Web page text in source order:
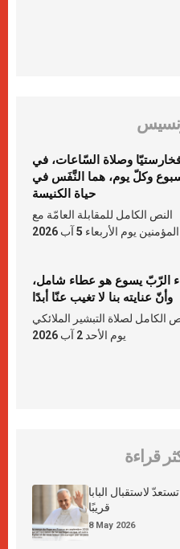
وصلاة السّاعات، في
وكلّ يوم، هما النَّفَس في
حياة الكنيسة
النص الكامل للمقابلة العامّة مع
المؤمنين يوم الأربعاء 5 آب 2026
الرّبّ يسوع هو عطاء شامل،
وأنّ عنايته بنا لا تغيب عنّا أبدًا
الكامل لصلاة التبشير الملائكي
يوم الأحد 2 آب 2026
قراءة
لاستقبال البابا
قريبًا
8 May 2026